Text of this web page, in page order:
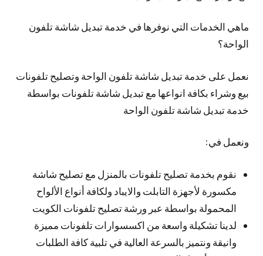
ماهي الخدمات التي نوفرها في خدمة تبديل شاشة تلفون
الواحة؟
نعمل على خدمة تبديل شاشة تلفون الواحة وتصليح تلفونات
بيع وشراء بكافة انواعها مع تبديل شاشة تلفونات بواسطة
خدمة تبديل شاشة تلفون الواحة
ونعمل في:
نقوم بخدمة تصليح تلفونات بالمنزل مع تصليح شاشة
مكسورة لأجهزة التابلت والايباد ولكافة أنواع الألواح
المحمولة بواسطة عبر ورشة تصليح تلفونات الكويت
لدينا تشكيلة واسعة من اكسسوارات تلفونات مميزة
وانيقة ونتميز بالسرعة العالية في تلبية كافة الطلبات